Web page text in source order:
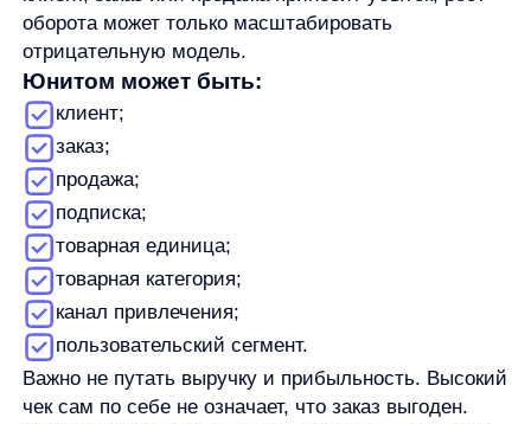
комиссию, упаковку, платежные расходы, скидки,
бонусы, возвраты и другие переменные затраты,
если они относятся к выбранному юниту.
После этого появляется расчетный результат,
с которым уже можно работать:
именно делает юнит прибыльным или убыточным.
Зачем считать юнит-экономику
Юнит-экономика нужна не ради таблицы
с формулами. Она помогает принимать решения
на более точном уровне, чем общая выручка или
оборот.
С помощью расчета можно проверить:
окупается ли привлечение клиента;
выгоден ли заказ после себестоимости